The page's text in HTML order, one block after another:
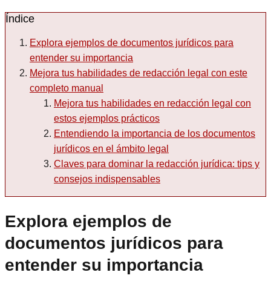
Índice
Explora ejemplos de documentos jurídicos para
entender su importancia
Mejora tus habilidades de redacción legal con este
completo manual
Mejora tus habilidades en redacción legal con
estos ejemplos prácticos
Entendiendo la importancia de los documentos
jurídicos en el ámbito legal
Claves para dominar la redacción jurídica: tips y
consejos indispensables
Explora ejemplos de
documentos jurídicos para
entender su importancia